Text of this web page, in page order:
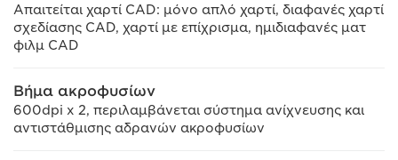
Απαιτείται χαρτί CAD: μόνο απλό χαρτί, διαφανές χαρτί
σχεδίασης CAD, χαρτί με επίχρισμα, ημιδιαφανές ματ
φιλμ CAD
Βήμα ακροφυσίων
600dpi x 2, περιλαμβάνεται σύστημα ανίχνευσης και
αντιστάθμισης αδρανών ακροφυσίων